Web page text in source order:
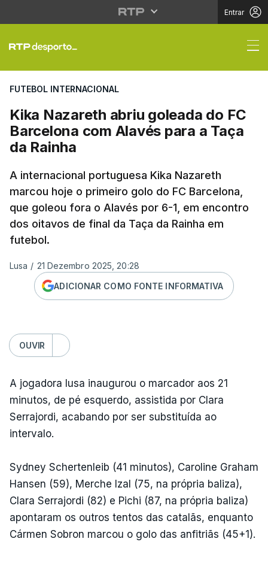
Entrar
Kika Nazareth abriu
FUTEBOL INTERNACIONAL
Kika Nazareth abriu goleada do FC
Barcelona com Alavés para a Taça
da Rainha
A internacional portuguesa Kika Nazareth
marcou hoje o primeiro golo do FC Barcelona,
que goleou fora o Alavés por 6-1, em encontro
dos oitavos de final da Taça da Rainha em
futebol.
Lusa / 21 Dezembro 2025, 20:28
ADICIONAR COMO FONTE INFORMATIVA
OUVIR
A jogadora lusa inaugurou o marcador aos 21
minutos, de pé esquerdo, assistida por Clara
Serrajordi, acabando por ser substituída ao
intervalo.
Sydney Schertenleib (41 minutos), Caroline Graham
Hansen (59), Merche Izal (75, na própria baliza),
Clara Serrajordi (82) e Pichi (87, na própria baliza)
apontaram os outros tentos das catalãs, enquanto
Cármen Sobron marcou o golo das anfitriãs (45+1).